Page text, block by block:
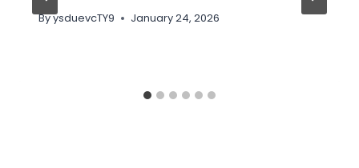
ByysduevcTY9 January 24, 2026